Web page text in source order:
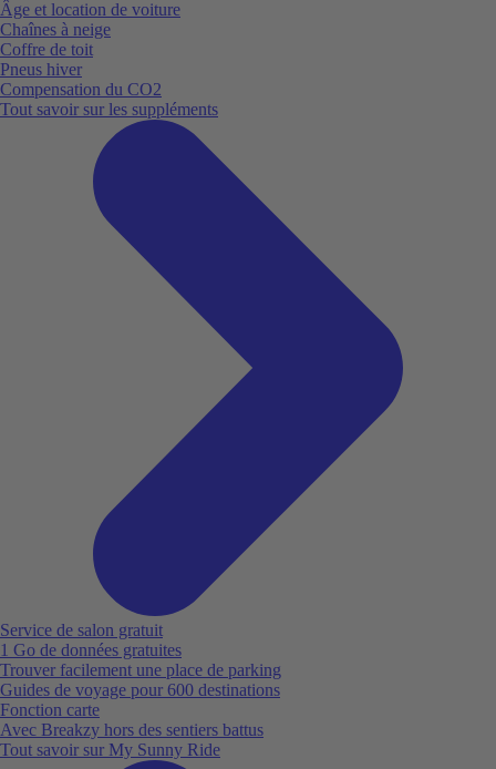
Âge et location de voiture
Chaînes à neige
Coffre de toit
Pneus hiver
Compensation du CO2
Tout savoir sur les suppléments
Service de salon gratuit
1 Go de données gratuites
Trouver facilement une place de parking
Guides de voyage pour 600 destinations
Fonction carte
Avec Breakzy hors des sentiers battus
Tout savoir sur My Sunny Ride